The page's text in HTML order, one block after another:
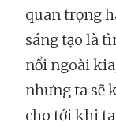
quan trọng
sáng tạo là
nổi ngoài
nhưng ta sẽ
cho tới khi